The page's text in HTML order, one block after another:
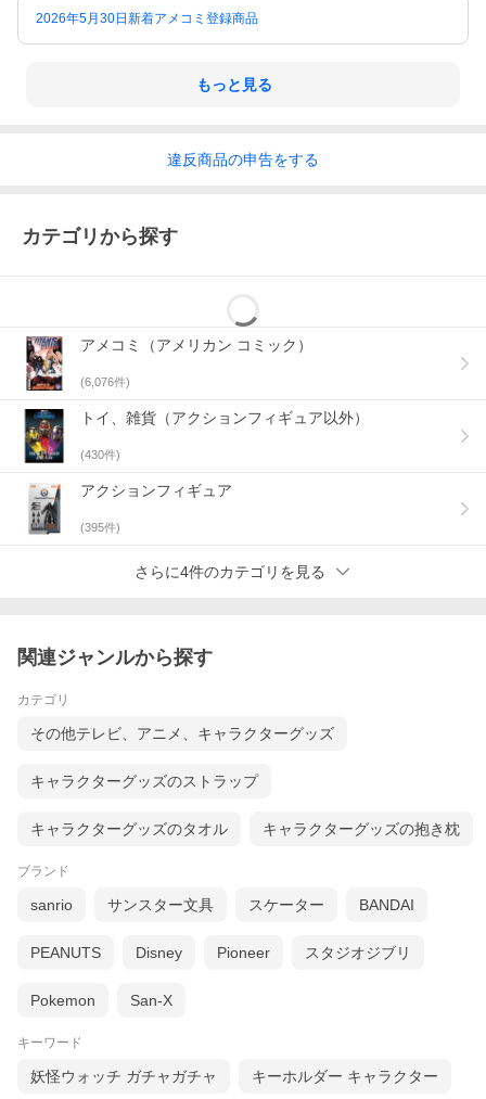
2026年5月30日新着アメコミ登録商品
もっと見る
違反商品の申告をする
カテゴリから探す
アメコミ（アメリカン コミック）
(6,076件)
トイ、雑貨（アクションフィギュア以外）
(430件)
アクションフィギュア
(395件)
さらに4件のカテゴリを見る
関連ジャンルから探す
カテゴリ
その他テレビ、アニメ、キャラクターグッズ
キャラクターグッズのストラップ
キャラクターグッズのタオル キャラクターグッズの抱き枕
ブランド
sanrio サンスター文具 スケーター BANDAI
PEANUTS Disney Pioneer スタジオジブリ
Pokemon San-X
キーワード
妖怪ウォッチ ガチャガチャ キーホルダー キャラクター